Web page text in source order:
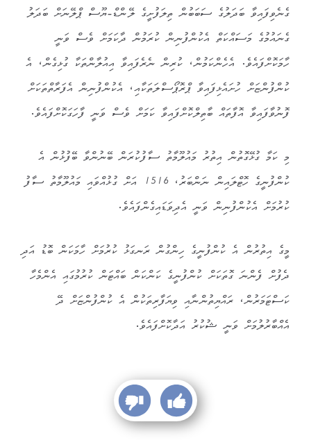
ގެނެވިފައިވާ ބަދަލުގެ ސަބަބުން ތިލަފުށީގެ ލޭންޑް-ޔޫސް ޕްލޭނަށް ބަދަލު
ގެނައުމުގެ މަސައްކަތް އެކުންފުނިން ކުރަމުން ދާކަމަށް ވެސް ވަނީ
ހާމަކޮށްފައެވެ. އެހެންކަމުން، ކުރިން ނެރެފައިވާ އިއުލާންތަކާ ގުޅިގެން، އެ
ކުންފުންޏަށް ހުށައެޅިފައިވާ ޕްރޮޕޯސްލަތަކާއި، އެކުންފުނިން އެފަރާތްތަކަށް
ފޮނުވާފައިވާ އޮފާތައް ބާތިލްކޮށްފައިވާ ކަމަށް ވެސް ވަނީ ފާހަގަކޮށްފައެވެ.
މި ކަމާ ގުޅޭގޮތުން އިތުރު މައުލޫމާތު ސާފުކުރަން ބޭނުންވާ ބޭފުޅުން އެ
ކުންފުނީގެ ހޮޓްލައިން ނަންބަރު، 1516 އަށް ގުޅުއްވައި މައުލޫމާތު ސާފު
ކުރުމަށް އެކުންފުނިން ވަނީ އެދިވަޑައިގެންފައެވެ.
މީގެ އިތުރުން އެ ކުންފުނީގެ ހިންގުން ރަނގަޅު ކުރުމަށް ހާމަކަން ބޮޑު އަދި
ދެފުށް ފެންނަ ގޮތަކަށް ކުންފުނީގެ ކަންކަން ބައްޓަން ކުރުމުގައި އެންމެހާ
ކަސްޓަމަރުން، ރައްޔިތުންނާއި ވިޔަފާރިތަކުން އެ ކުންފުންޏަށް ދޭ
އެއްބާރުލުމަށް ވަނީ ޝުކުރު އަދާކޮށްފައެވެ.